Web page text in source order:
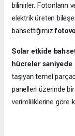
bilinirler. Fotonların
elektrik üreten
bahsettiğimiz
Solar etkide
hücreler saniyede
taşıyan temel
panelleri üzerinde
verimliliklerine göre